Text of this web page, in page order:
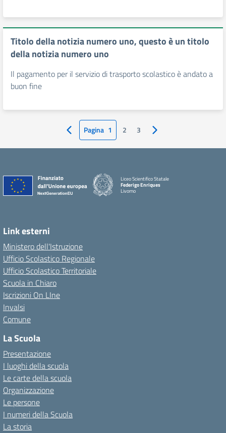
Titolo della notizia numero uno, questo è un titolo
della notizia numero uno
Il pagamento per il servizio di trasporto scolastico è andato a
buon fine
Pagina precedente
Pagina 1 2 3 Pagina successiva
Liceo Scientifico Statale
Federigo Enriques
Livorno
Link esterni
Ministero dell'Istruzione
Ufficio Scolastico Regionale
Ufficio Scolastico Territoriale
Scuola in Chiaro
Iscrizioni On LIne
Invalsi
Comune
La Scuola
Presentazione
I luoghi della scuola
Le carte della scuola
Organizzazione
Le persone
I numeri della Scuola
La storia